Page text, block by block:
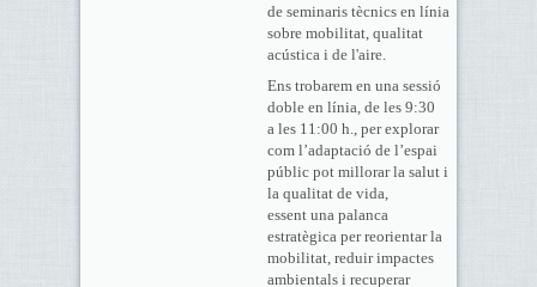
de seminaris tècnics en línia
sobre mobilitat, qualitat
acústica i de l'aire.
Ens trobarem en una sessió
doble en línia, de les 9:30
a les 11:00 h., per explorar
com l’adaptació de l’espai
públic pot millorar la salut i
la qualitat de vida,
essent una palanca
estratègica per reorientar la
mobilitat, reduir impactes
ambientals i recuperar